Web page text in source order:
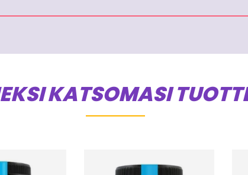
KATSOMASI